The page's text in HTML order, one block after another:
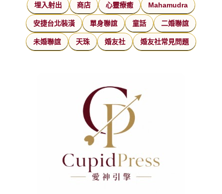
埋入射出 商店 心靈療癒 Mahamudra
安捷台北裝潢 單身聯誼 童話 二婚聯誼
未婚聯誼 天珠 婚友社 婚友社常見問題